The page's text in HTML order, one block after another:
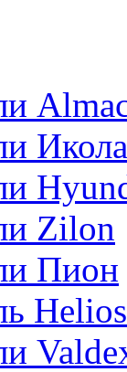
Zilon
Пион